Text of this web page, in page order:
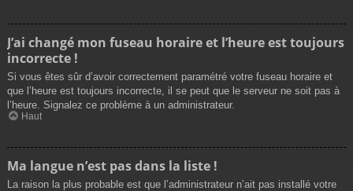
J’ai changé mon fuseau horaire et l’heure est toujours
incorrecte !
Si vous êtes sûr d’avoir correctement paramétré votre fuseau horaire et
que l’heure est toujours incorrecte, il se peut que le serveur ne soit pas à
l’heure. Signalez ce problème à un administrateur.
Haut
Ma langue n’est pas dans la liste !
La raison la plus probable est que l’administrateur n’ait pas installé votre